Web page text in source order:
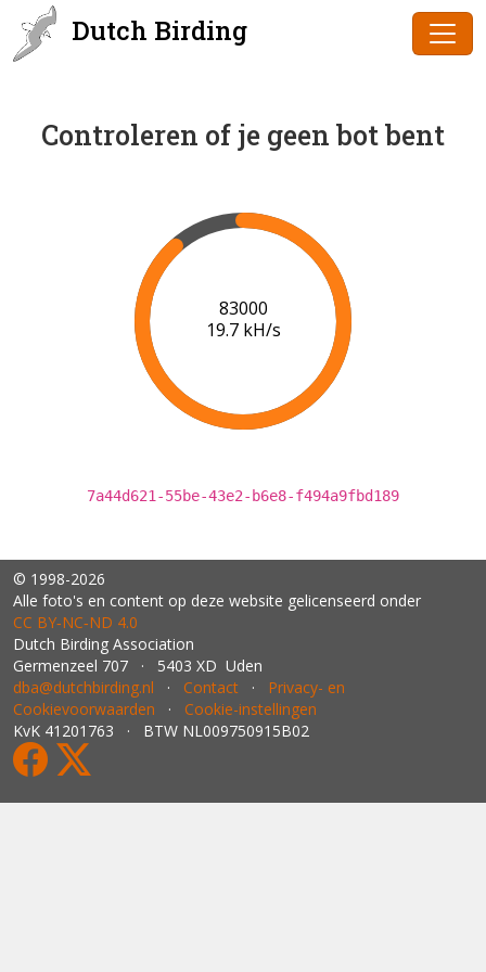
Dutch Birding
Controleren of je geen bot bent
84000
19.7 kH/s
7a44d621-55be-43e2-b6e8-f494a9fbd189
© 1998-2026
Alle foto's en content op deze website gelicenseerd onder
CC BY‑NC‑ND 4.0
Dutch Birding Association
Germenzeel 707 · 5403 XD Uden
dba@dutchbirding.nl · Contact · Privacy- en
Cookievoorwaarden · Cookie-instellingen
KvK 41201763 · BTW NL009750915B02